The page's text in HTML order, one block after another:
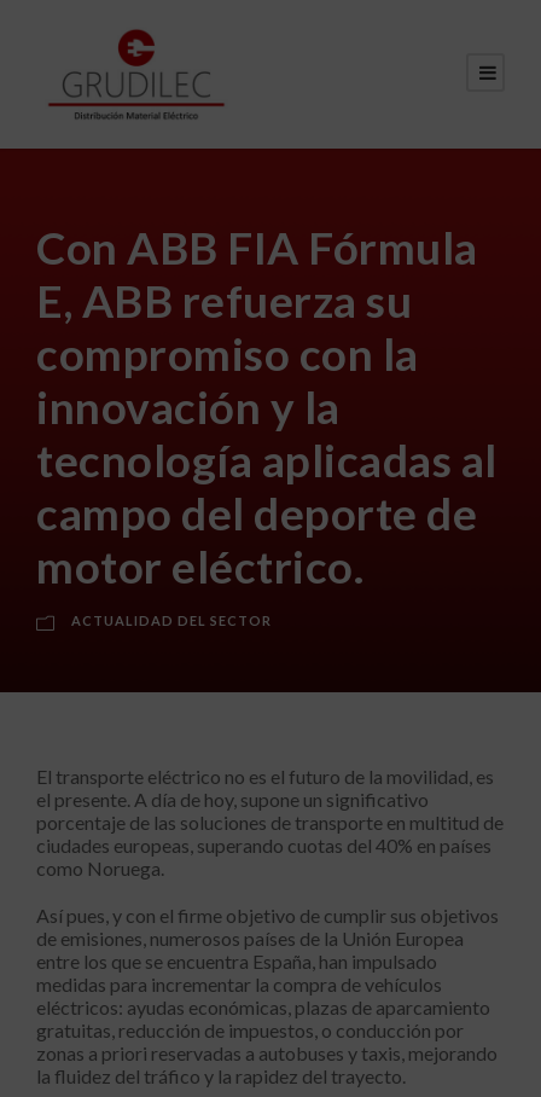
Con ABB FIA Fórmula
E, ABB refuerza su
compromiso con la
innovación y la
tecnología aplicadas al
campo del deporte de
motor eléctrico.
ACTUALIDAD DEL SECTOR
El transporte eléctrico no es el futuro de la movilidad, es
el presente. A día de hoy, supone un significativo
porcentaje de las soluciones de transporte en multitud de
ciudades europeas, superando cuotas del 40% en países
como Noruega.
Así pues, y con el firme objetivo de cumplir sus objetivos
de emisiones, numerosos países de la Unión Europea
entre los que se encuentra España, han impulsado
medidas para incrementar la compra de vehículos
eléctricos: ayudas económicas, plazas de aparcamiento
gratuitas, reducción de impuestos, o conducción por
zonas a priori reservadas a autobuses y taxis, mejorando
la fluidez del tráfico y la rapidez del trayecto.